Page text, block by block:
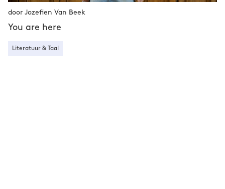
door Jozefien Van Beek
You are here
Literatuur & Taal